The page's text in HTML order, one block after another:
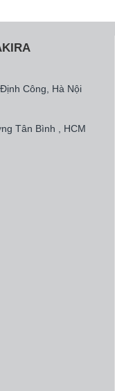
Công, Hà Nội
Tân Bình , HCM